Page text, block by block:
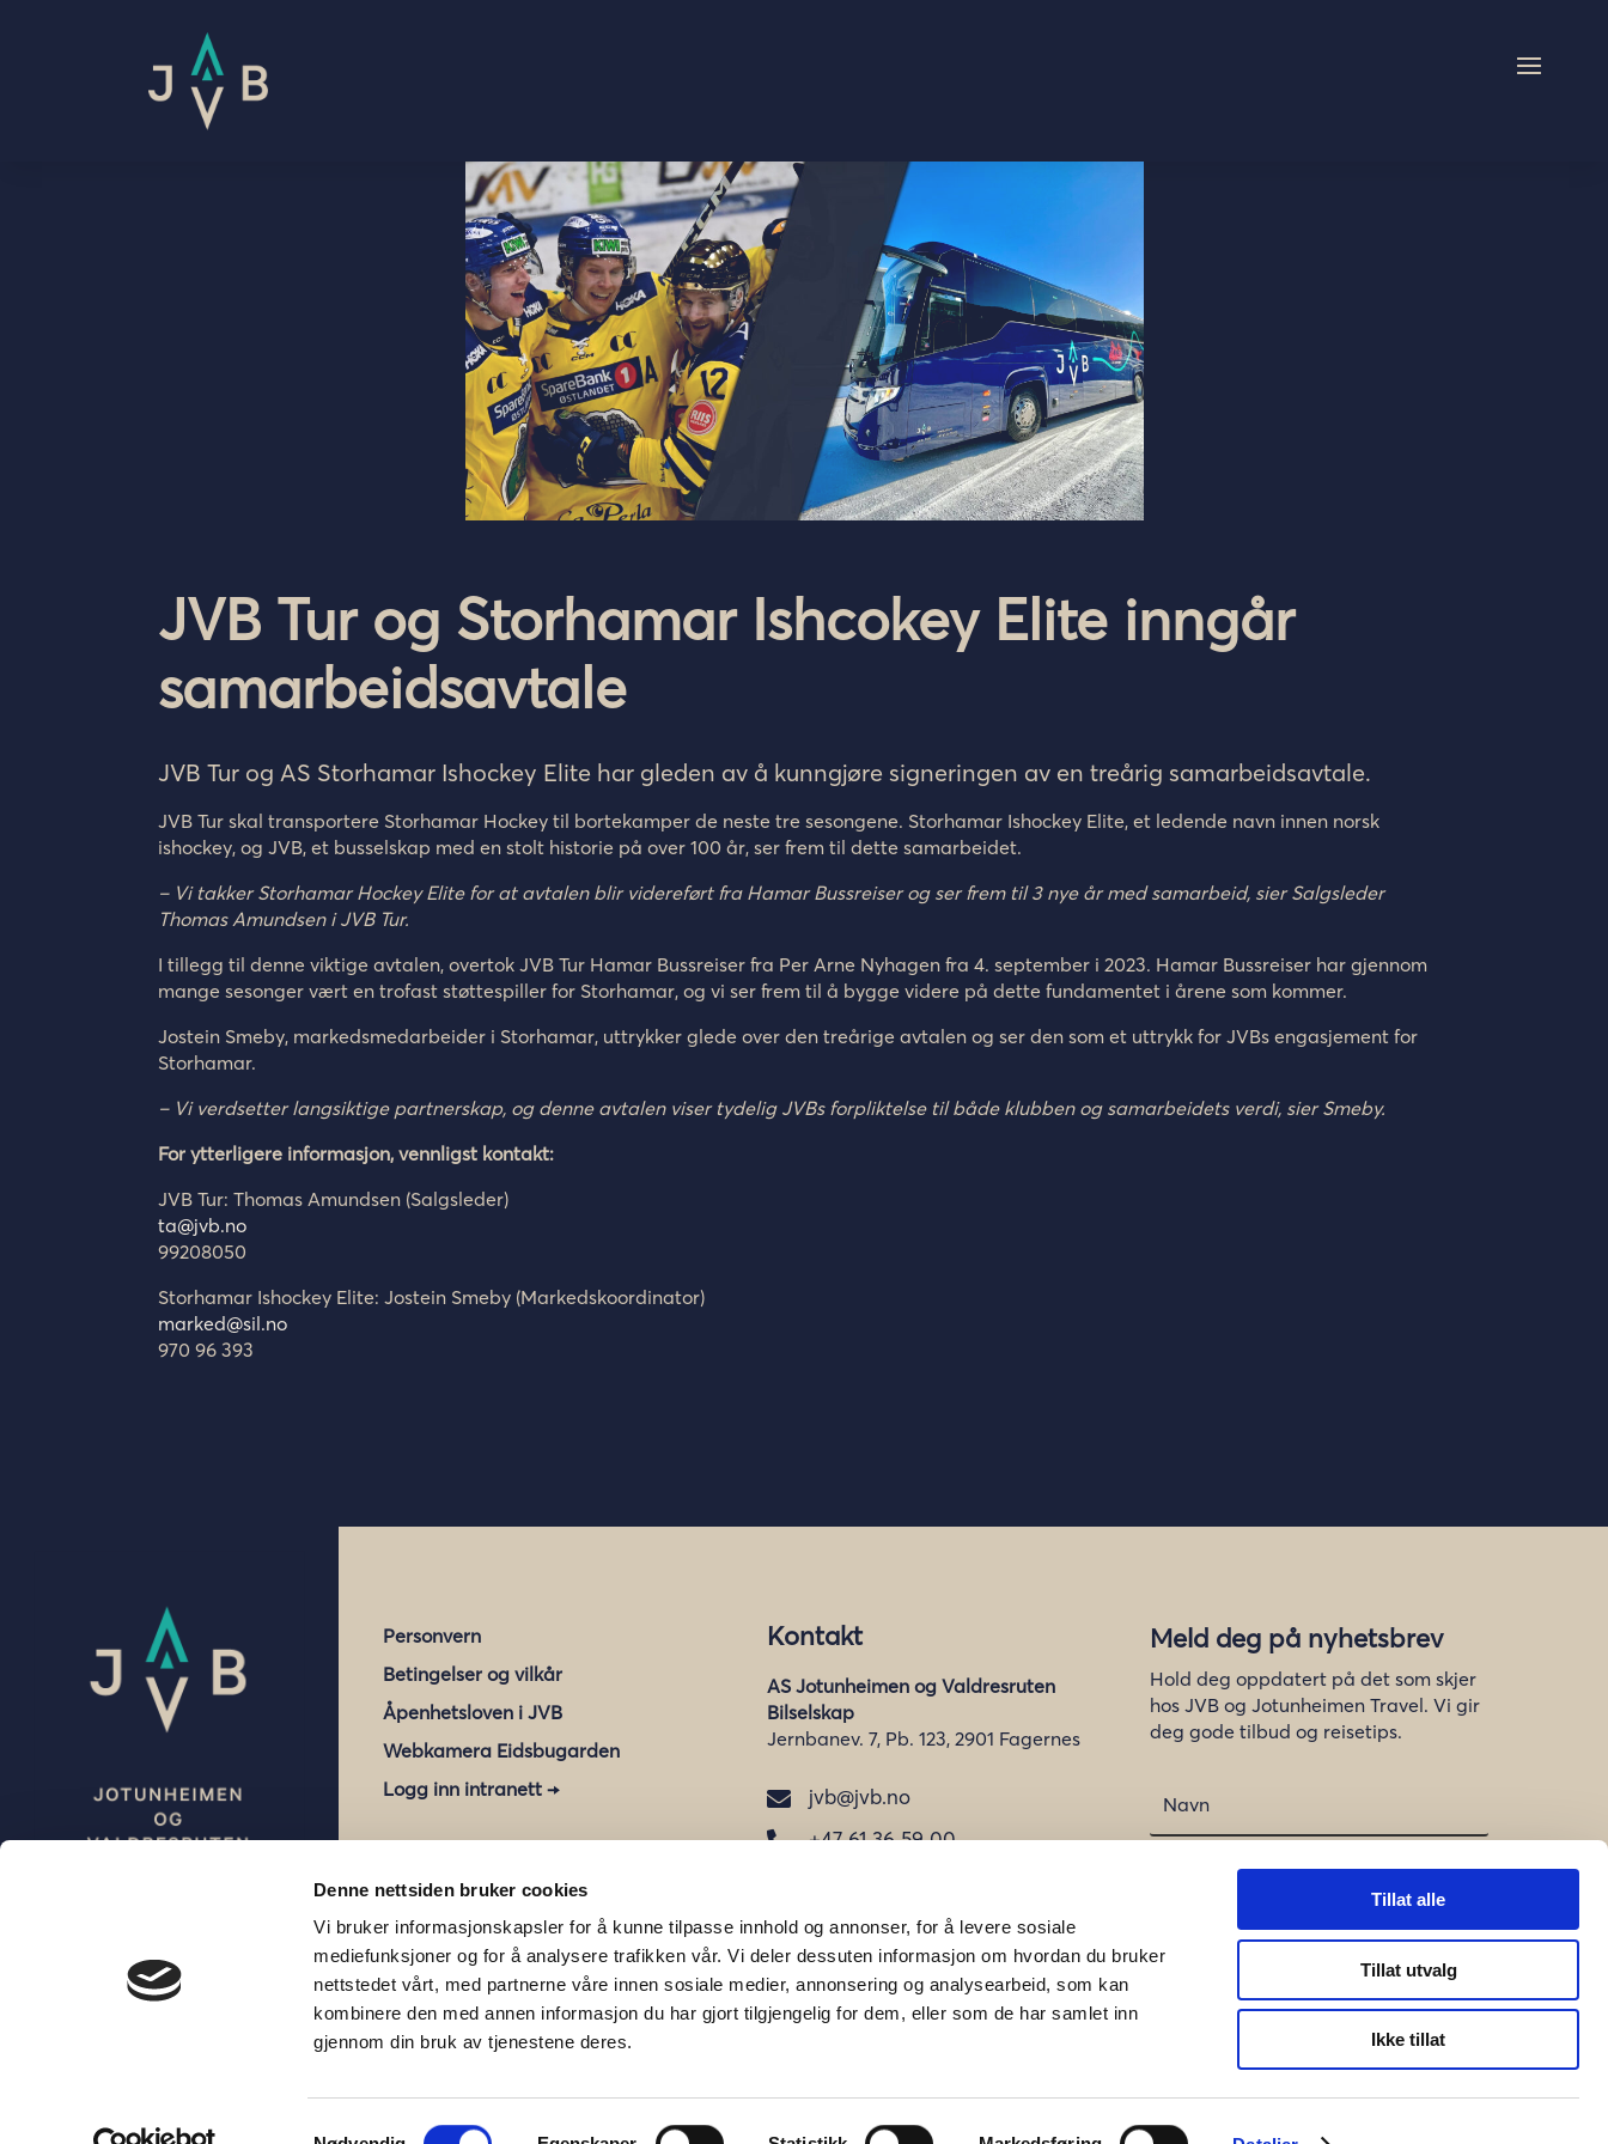
Denne nettsiden bruker cookies
Vi bruker informasjonskapsler for å kunne tilpasse innhold og annonser, for å levere sosiale
mediefunksjoner og for å analysere trafikken vår. Vi deler dessuten informasjon om hvordan du bruker
nettstedet vårt, med partnerne våre innen sosiale medier, annonsering og analysearbeid, som kan
kombinere den med annen informasjon du har gjort tilgjengelig for dem, eller som de har samlet inn
gjennom din bruk av tjenestene deres.
Samtykkevalg
Tillat alle
Tillat utvalg
Ikke tillat
JVB Tur og Storhamar Ishcokey Elite inngår
samarbeidsavtale
JVB Tur og AS Storhamar Ishockey Elite har gleden av å kunngjøre signeringen av en treårig samarbeidsavtale.
JVB Tur skal transportere Storhamar Hockey til bortekamper de neste tre sesongene. Storhamar Ishockey Elite, et ledende navn innen norsk
ishockey, og JVB, et busselskap med en stolt historie på over 100 år, ser frem til dette samarbeidet.
– Vi takker Storhamar Hockey Elite for at avtalen blir videreført fra Hamar Bussreiser og ser frem til 3 nye år med samarbeid, sier Salgsleder
Thomas Amundsen i JVB Tur.
I tillegg til denne viktige avtalen, overtok JVB Tur Hamar Bussreiser fra Per Arne Nyhagen fra 4. september i 2023. Hamar Bussreiser har gjennom
mange sesonger vært en trofast støttespiller for Storhamar, og vi ser frem til å bygge videre på dette fundamentet i årene som kommer.
Jostein Smeby, markedsmedarbeider i Storhamar, uttrykker glede over den treårige avtalen og ser den som et uttrykk for JVBs engasjement for
Storhamar.
– Vi verdsetter langsiktige partnerskap, og denne avtalen viser tydelig JVBs forpliktelse til både klubben og samarbeidets verdi, sier Smeby.
For ytterligere informasjon, vennligst kontakt:
JVB Tur: Thomas Amundsen (Salgsleder)
ta@jvb.no
99208050
Storhamar Ishockey Elite: Jostein Smeby (Markedskoordinator)
marked@sil.no
970 96 393
Personvern
Betingelser og vilkår
Åpenhetsloven i JVB
Webkamera Eidsbugarden
Logg inn intranett →
Kontakt
AS Jotunheimen og Valdresruten
Bilselskap
Jernbanev. 7, Pb. 123, 2901 Fagernes

jvb@jvb.no

+47 61 36 59 00
Meld deg på nyhetsbrev
Hold deg oppdatert på det som skjer
hos JVB og Jotunheimen Travel. Vi gir
deg gode tilbud og reisetips.
Meld på